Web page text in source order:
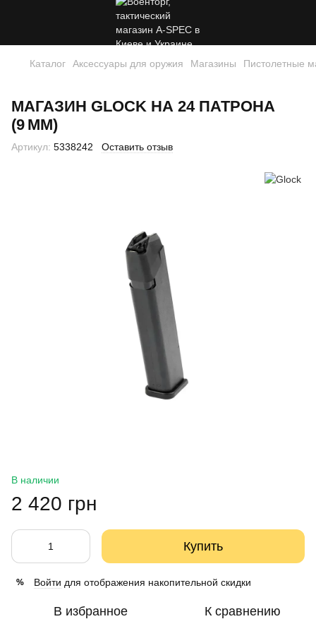
Каталог Аксессуары для оружия Магазины Пистолетные
МАГАЗИН GLOCK НА 24 ПАТРОНА
(9 ММ)
Артикул: 5338242 Оставить отзыв
В наличии
2 420 грн
Купить
% Войти для отображения накопительной скидки
В избранное К сравнению